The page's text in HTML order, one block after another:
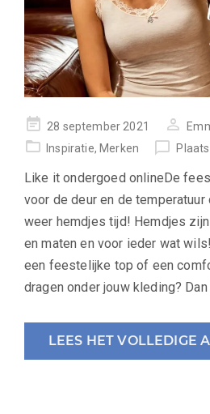
geplaatst
op
28 september 2021
Inspiratie, Merken
Like it ondergoed onlineDe
voor de deur en de
weer hemdjes tijd! Hemdjes
en maten en voor ieder wat
een feestelijke top of een
dragen onder jouw kleding?
LEES HET VOLLEDIGE